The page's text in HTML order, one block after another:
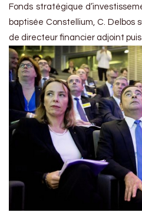
Fonds stratégique
baptisée Constellium, C. Delbos
de directeur financier adjoint